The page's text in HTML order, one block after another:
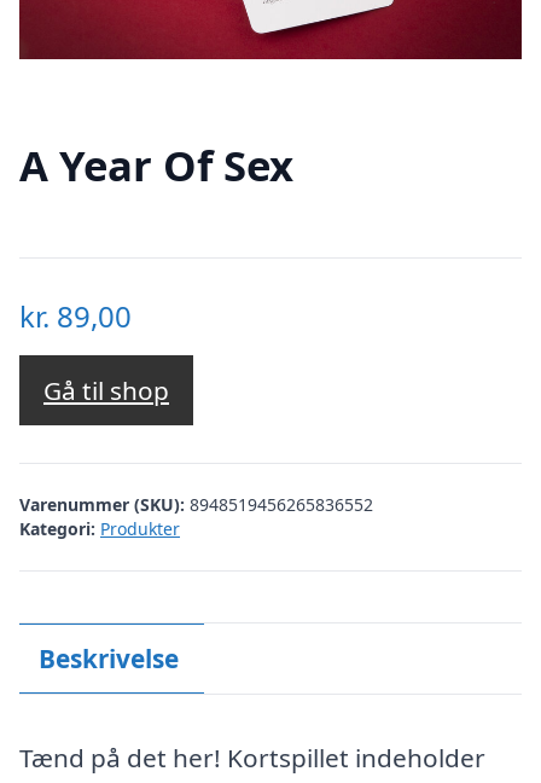
A Year Of Sex
kr. 89,00
Gå til shop
Varenummer (SKU): 8948519456265836552
Kategori: Produkter
Beskrivelse
Tænd på det her! Kortspillet indeholder